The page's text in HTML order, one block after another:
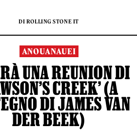
DI ROLLING STONE IT
ANOUANAUEI
UNA REUNION DI
CREEK’ (A
DI JAMES VAN
DER BEEK)